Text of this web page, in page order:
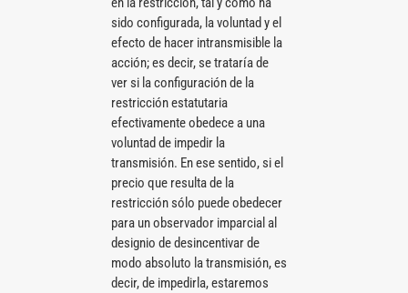
sido configurada, la voluntad y el
efecto de hacer intransmisible la
acción; es decir, se trataría de
ver si la configuración de la
restricción estatutaria
efectivamente obedece a una
voluntad de impedir la
transmisión. En ese sentido, si el
precio que resulta de la
restricción sólo puede obedecer
para un observador imparcial al
designio de desincentivar de
modo absoluto la transmisión, es
decir, de impedirla, estaremos